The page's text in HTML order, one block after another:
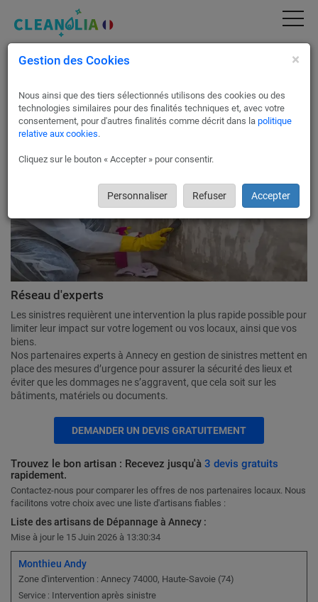
Intervention après sinistre à Annecy 74000
Vous venez de subir un sinistre ?
Contactez Cleanolia France pour une intervention rapide.
Réseau d'experts
Les sinistres requièrent une intervention la plus rapide possible pour
limiter leur impact sur votre logement ou vos locaux, ainsi que vos
biens.
Nos partenaires experts à Annecy en gestion de sinistres mettent en
place des mesures d’urgence pour assurer la sécurité des lieux et
éviter que les dommages ne s’aggravent, que cela soit sur les
bâtiments, matériels ou documents.
DEMANDER UN DEVIS GRATUITEMENT
Trouvez le bon artisan : Recevez jusqu'à 3 devis gratuits
rapidement.
Contactez-nous pour comparer les offres de nos partenaires locaux. Nous
facilitons votre choix avec une liste d'artisans fiables :
Liste des artisans de Dépannage à Annecy :
Mise à jour le 15 Juin 2026 à 13:30:34
Monthieu Andy
Zone d'intervention : Annecy 74000, Haute-Savoie (74)
Service : Intervention après sinistre
Gestion des Cookies ×
Nous ainsi que des tiers sélectionnés utilisons des cookies ou des
technologies similaires pour des finalités techniques et, avec votre
consentement, pour d'autres finalités comme décrit dans la politique
relative aux cookies.
Cliquez sur le bouton « Accepter » pour consentir.
Personnaliser Refuser Accepter